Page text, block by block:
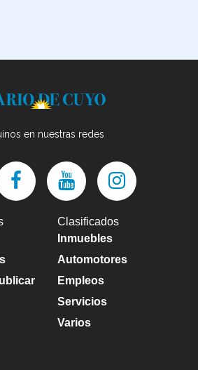
en nuestras redes
Clasificados
Inmuebles
Automotores
Empleos
Servicios
Varios